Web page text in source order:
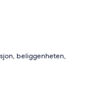
beliggenheten,